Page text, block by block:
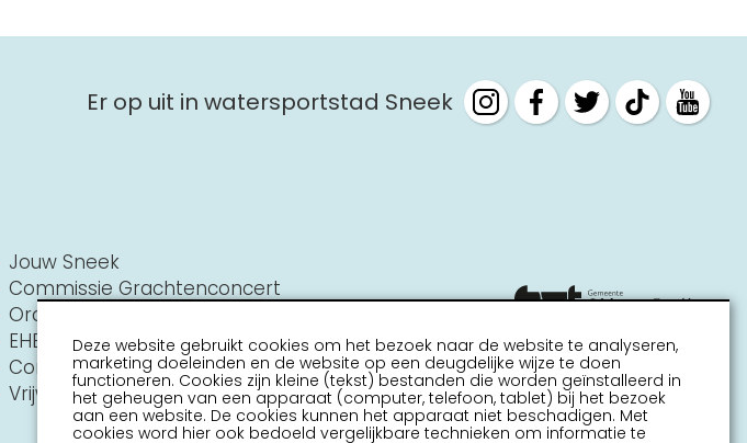
Er op uit in watersportstad Sneek
Jouw Sneek
Commissie Grachtenconcert
Oranje Vereniging Sneek
EHBO Hulpverlening Sneek
Contact
Vrijwilligers vacatures
Deze website gebruikt cookies om het bezoek naar de website te analyseren,
marketing doeleinden en de website op een deugdelijke wijze te doen
functioneren. Cookies zijn kleine (tekst) bestanden die worden geïnstalleerd in
het geheugen van een apparaat (computer, telefoon, tablet) bij het bezoek
aan een website. De cookies kunnen het apparaat niet beschadigen. Met
cookies word hier ook bedoeld vergelijkbare technieken om informatie te